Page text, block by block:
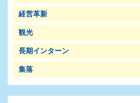
経営革新
観光
長期インターン
集落